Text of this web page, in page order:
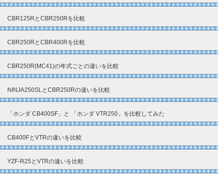
CBR125RとCBR250Rを比較
CBR250RとCBR400Rを比較
CBR250R(MC41)の年式ごとの違いを比較
NINJA250SLとCBR250Rの違いを比較
「ホンダ CB400SF」と 「ホンダ VTR250」を比較してみた
CB400FとVTRの違いを比較
YZF-R25とVTRの違いを比較